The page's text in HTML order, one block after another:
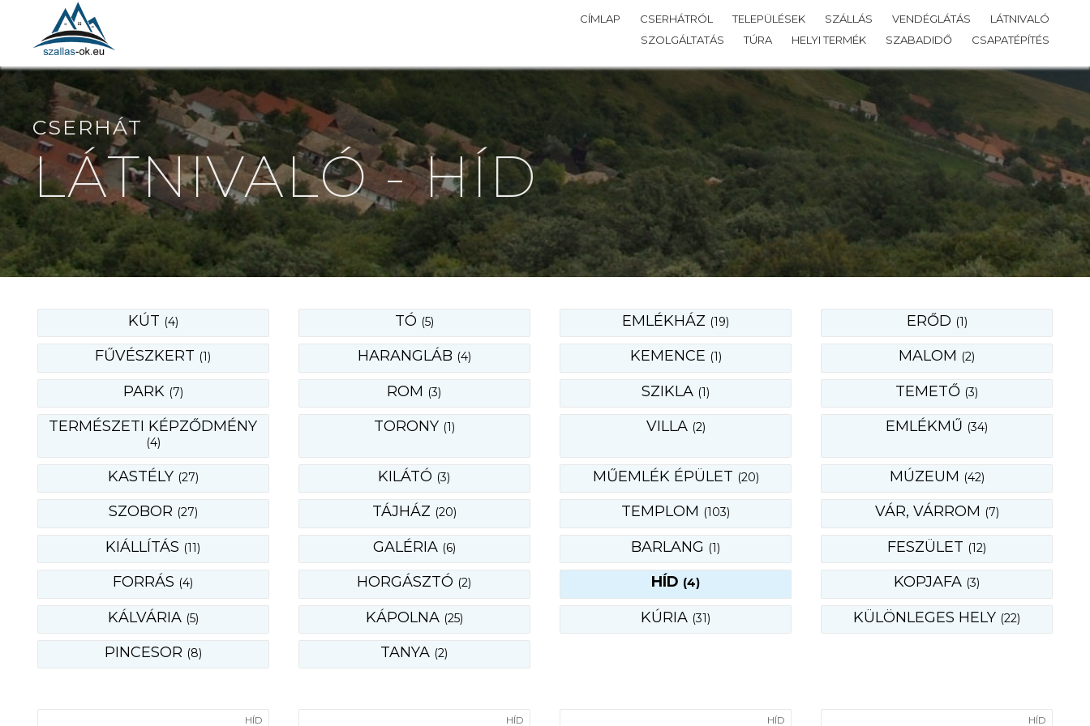
CÍMLAP CSERHÁTRÓL TELEPÜLÉSEK SZÁLLÁS VENDÉGLÁTÁS
LÁTNIVALÓ
SZOLGÁLTATÁS
TÚRA HELYI TERMÉK SZABADIDŐ CSAPATÉPÍTÉS
CSERHÁT
LÁTNIVALÓ - HÍD
KÚT (4) TÓ (5) EMLÉKHÁZ (19) ERŐD (1)
FŰVÉSZKERT (1) HARANGLÁB (4) KEMENCE (1) MALOM (2)
PARK (7) ROM (3) SZIKLA (1) TEMETŐ (3)
TERMÉSZETI KÉPZŐDMÉNY
(4)
TORONY (1) VILLA (2) EMLÉKMŰ (34)
KASTÉLY (27) KILÁTÓ (3) MŰEMLÉK ÉPÜLET (20) MÚZEUM (42)
SZOBOR (27) TÁJHÁZ (20) TEMPLOM (103) VÁR, VÁRROM (7)
KIÁLLÍTÁS (11) GALÉRIA (6) BARLANG (1) FESZÜLET (12)
FORRÁS (4) HORGÁSZTÓ (2) HÍD (4) KOPJAFA (3)
KÁLVÁRIA (5) KÁPOLNA (25) KÚRIA (31) KÜLÖNLEGES HELY (22)
PINCESOR (8) TANYA (2)
HÍD HÍD HÍD HÍD